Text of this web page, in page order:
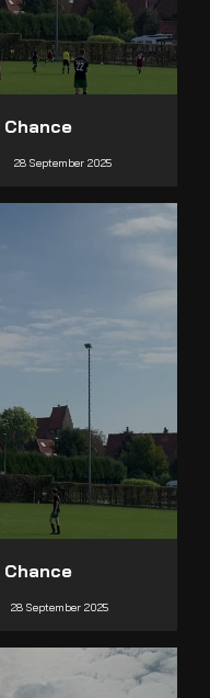
Chance
28 September 2025
Chance
28 September 2025